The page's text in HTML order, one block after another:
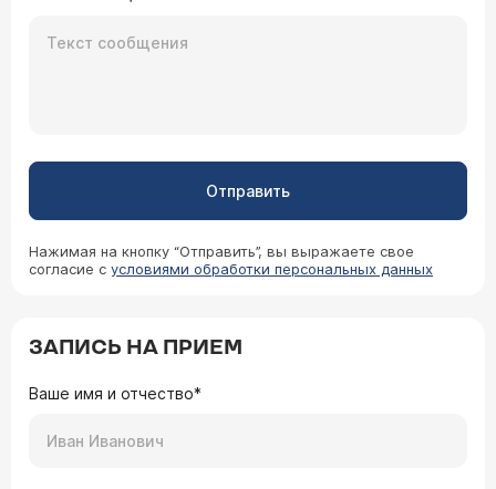
Отправить
Нажимая на кнопку “Отправить”, вы выражаете свое
согласие с условиями обработки персональных данных
ЗАПИСЬ НА ПРИЕМ
Ваше имя и отчество*